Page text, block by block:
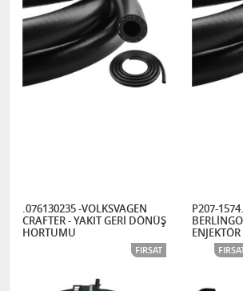
.076130235 -VOLKSVAGEN
CRAFTER - YAKIT GERİ DÖNÜŞ
HORTUMU
FIRSAT
P207-
BERLİNGO 1.6 HDI.DS4 -